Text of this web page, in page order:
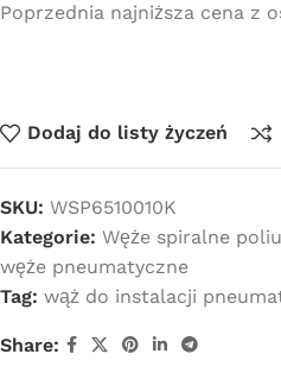
Poprzednia najniższa cena z
Dodaj do listy życzeń
SKU: WSP6510010K
Kategorie: Węże spiralne
węże pneumatyczne
Tag: wąż do instalacji
Share: